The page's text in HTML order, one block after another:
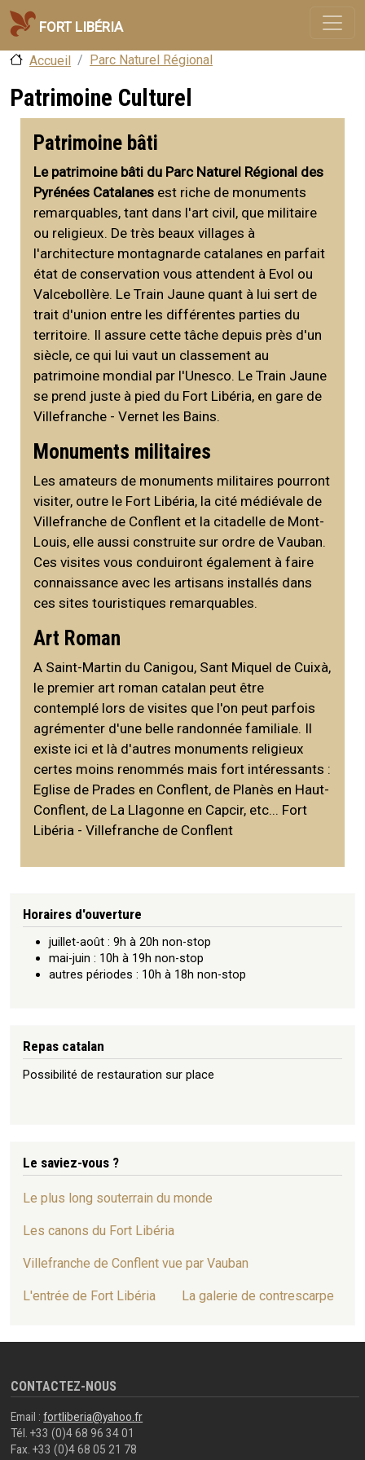
Aller au contenu principal
Fort Libéria
Accueil Parc Naturel Régional
Patrimoine Culturel
Patrimoine bâti
Le patrimoine bâti du Parc Naturel Régional des
Pyrénées Catalanesest riche de monuments
remarquables, tant dans l'art civil, que militaire
ou religieux. De très beaux villages à
l'architecture montagnarde catalanes en parfait
état de conservation vous attendent à Evol ou
Valcebollère. Le Train Jaune quant à lui sert de
trait d'union entre les différentes parties du
territoire. Il assure cette tâche depuis près d'un
siècle, ce qui lui vaut un classement au
patrimoine mondial par l'Unesco. Le Train Jaune
se prend juste à pied du Fort Libéria, en gare de
Villefranche - Vernet les Bains.
Monuments militaires
Les amateurs de monuments militaires pourront
visiter, outre le Fort Libéria, la cité médiévale de
Villefranche de Conflent et la citadelle de Mont-
Louis, elle aussi construite sur ordre de Vauban.
Ces visites vous conduiront également à faire
connaissance avec les artisans installés dans
ces sites touristiques remarquables.
Art Roman
A Saint-Martin du Canigou, Sant Miquel de Cuixà,
le premier art roman catalan peut être
contemplé lors de visites que l'on peut parfois
agrémenter d'une belle randonnée familiale. Il
existe ici et là d'autres monuments religieux
certes moins renommés mais fort intéressants :
Eglise de Prades en Conflent, de Planès en Haut-
Conflent, de La Llagonne en Capcir, etc... Fort
Libéria - Villefranche de Conflent
Horaires d'ouverture
juillet-août : 9h à 20h non-stop
mai-juin : 10h à 19h non-stop
autres périodes : 10h à 18h non-stop
Repas catalan
Possibilité de restauration sur place
Le saviez-vous ?
Le plus long souterrain du monde
Les canons du Fort Libéria
Villefranche de Conflent vue par Vauban
L'entrée de Fort Libéria La galerie de contrescarpe
CONTACTEZ-NOUS
Email :fortliberia@yahoo.fr
Tél. +33 (0)4 68 96 34 01
Fax. +33 (0)4 68 05 21 78